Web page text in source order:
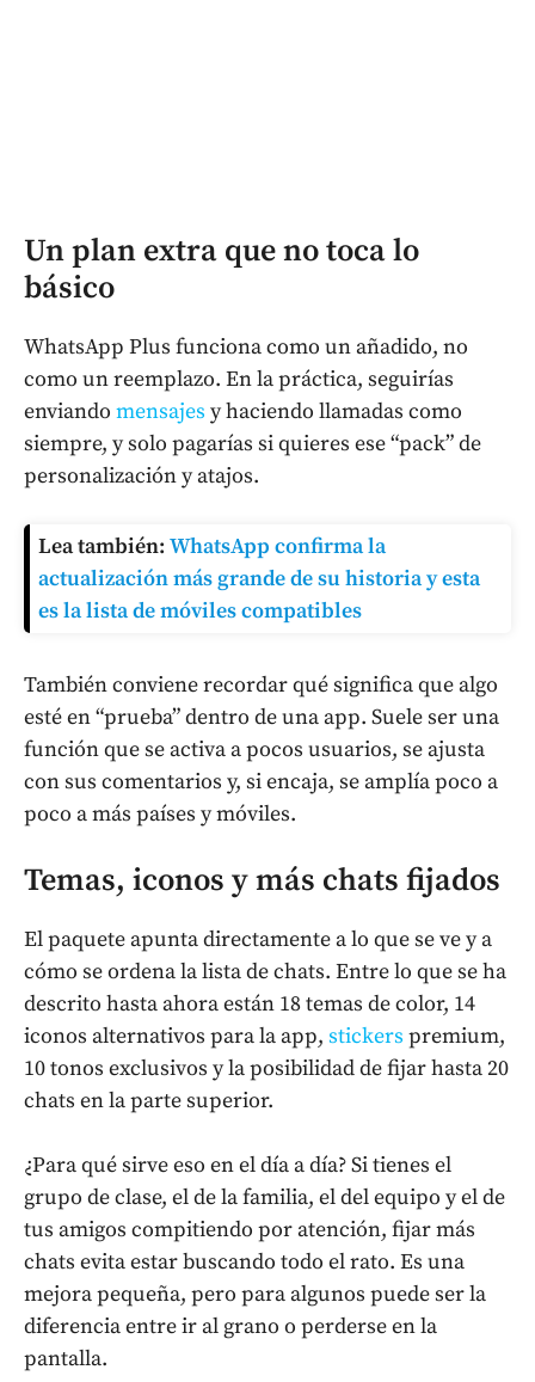
Un plan extra que no toca lo
básico
WhatsApp Plus funciona como un añadido, no
como un reemplazo. En la práctica, seguirías
enviando mensajes y haciendo llamadas como
siempre, y solo pagarías si quieres ese “pack” de
personalización y atajos.
Lea también: WhatsApp confirma la
actualización más grande de su historia y esta
es la lista de móviles compatibles
También conviene recordar qué significa que algo
esté en “prueba” dentro de una app. Suele ser una
función que se activa a pocos usuarios, se ajusta
con sus comentarios y, si encaja, se amplía poco a
poco a más países y móviles.
Temas, iconos y más chats fijados
El paquete apunta directamente a lo que se ve y a
cómo se ordena la lista de chats. Entre lo que se ha
descrito hasta ahora están 18 temas de color, 14
iconos alternativos para la app, stickers premium,
10 tonos exclusivos y la posibilidad de fijar hasta 20
chats en la parte superior.
¿Para qué sirve eso en el día a día? Si tienes el
grupo de clase, el de la familia, el del equipo y el de
tus amigos compitiendo por atención, fijar más
chats evita estar buscando todo el rato. Es una
mejora pequeña, pero para algunos puede ser la
diferencia entre ir al grano o perderse en la
pantalla.